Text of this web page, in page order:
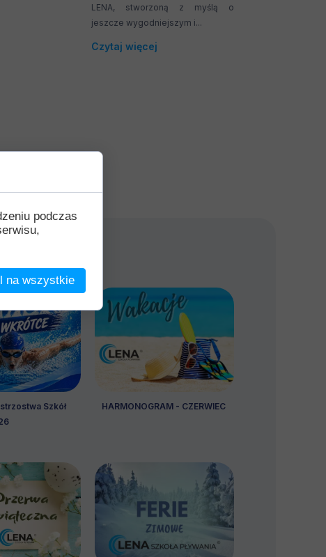
Szkół
HARMONOGRAM - CZERWIEC
LENA, stworzoną z myślą o
jeszcze wygodniejszym i...
Czytaj więcej
podczas
na wszystkie